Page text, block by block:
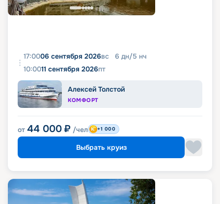
17:0006 сентября 2026вс 6 дн/5 нч
10:0011 сентября 2026пт
Алексей Толстой
КОМФОРТ
от 44 000 ₽ /чел +1 000
Выбрать круиз